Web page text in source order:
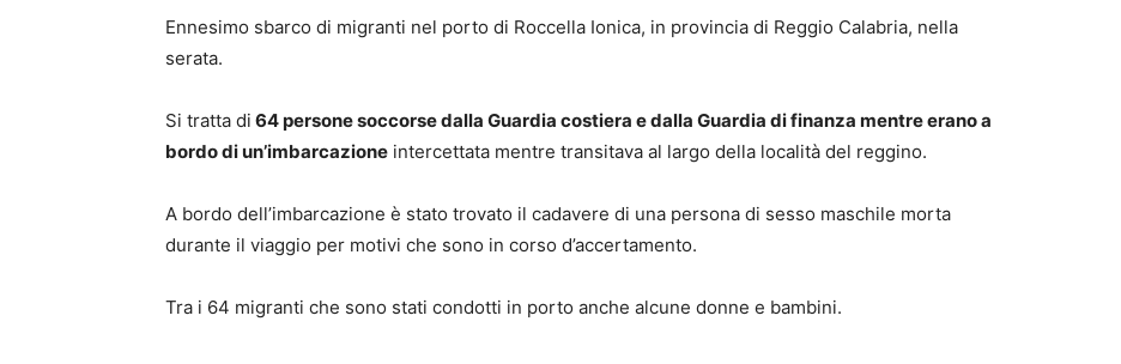
Ennesimo sbarco di migranti nel porto di Roccella Ionica, in provincia di Reggio Calabria, nella
serata.
Si tratta di 64 persone soccorse dalla Guardia costiera e dalla Guardia di finanza mentre erano a
bordo di un’imbarcazione intercettata mentre transitava al largo della località del reggino.
A bordo dell’imbarcazione è stato trovato il cadavere di una persona di sesso maschile morta
durante il viaggio per motivi che sono in corso d’accertamento.
Tra i 64 migranti che sono stati condotti in porto anche alcune donne e bambini.